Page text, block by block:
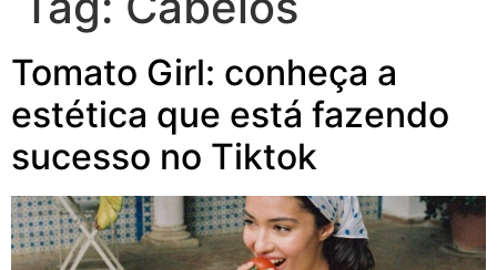
Tomato Girl: conheça a
estética que está fazendo
sucesso no Tiktok